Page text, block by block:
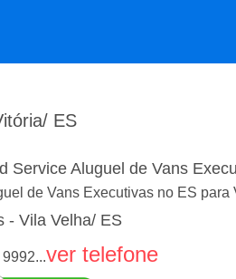
ES
Service Aluguel de Vans
de Vans Executivas no ES para
- Vila Velha/ ES
9992...ver telefone